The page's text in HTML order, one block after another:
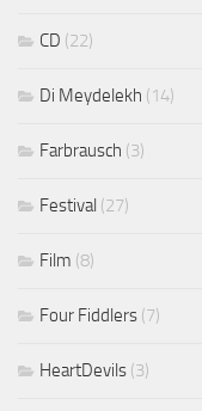
CD (22)
Di Meydelekh (14)
Farbrausch (3)
Festival (27)
Film (8)
Four Fiddlers (7)
HeartDevils (3)